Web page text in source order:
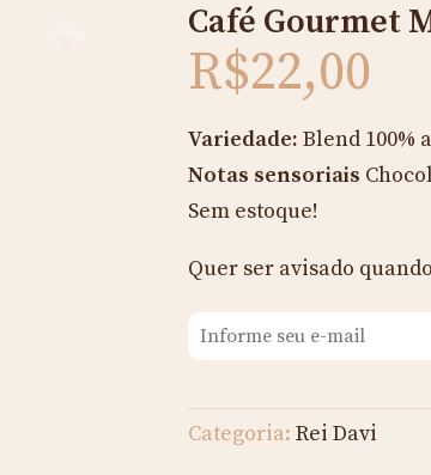
Café Gourmet
R$22,00
Variedade: Blend 100%
Notas sensoriais
Sem estoque!
Quer ser avisado
Categoria: Rei Davi